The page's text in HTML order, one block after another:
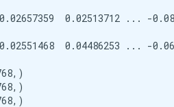
0.02513712 ... -
0.04486253 ... -